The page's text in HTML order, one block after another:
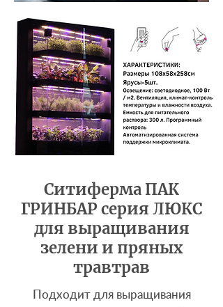
Ситиферма ПАК
ГРИНБАР серия ЛЮКС
для выращивания
зелени и пряных
травтрав
Подходит для выращивания